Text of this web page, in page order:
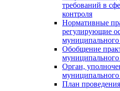
требований в
контроля
Нормативные
регулирующие
муниципального
Обобщение
муниципального
Орган,
муниципального
План